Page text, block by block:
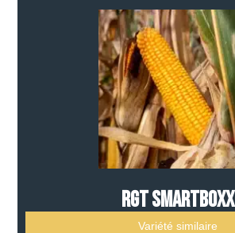
RGT SMARTBOXX
Variété similaire